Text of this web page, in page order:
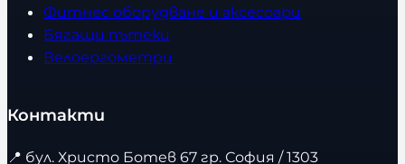
Фитнес оборудване и аксесоари
Бягащи пътеки
Велоергометри
Контакти
📍 бул. Христо Ботев 67 гр. София / 1303